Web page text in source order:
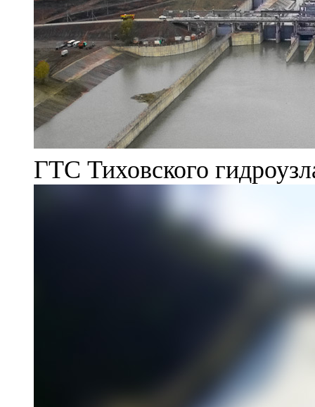
ГТС Тиховского